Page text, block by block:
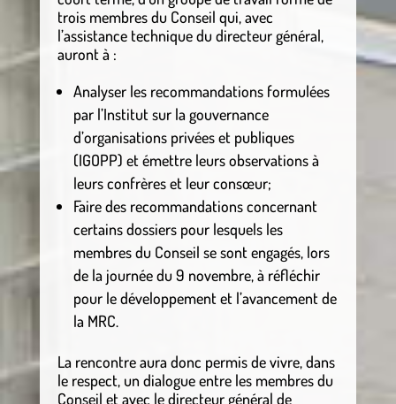
trois membres du Conseil qui, avec
l’assistance technique du directeur général,
auront à :
Analyser les recommandations formulées
par l’Institut sur la gouvernance
d’organisations privées et publiques
(IGOPP) et émettre leurs observations à
leurs confrères et leur consœur;
Faire des recommandations concernant
certains dossiers pour lesquels les
membres du Conseil se sont engagés, lors
de la journée du 9 novembre, à réfléchir
pour le développement et l’avancement de
la MRC.
La rencontre aura donc permis de vivre, dans
le respect, un dialogue entre les membres du
Conseil et avec le directeur général de